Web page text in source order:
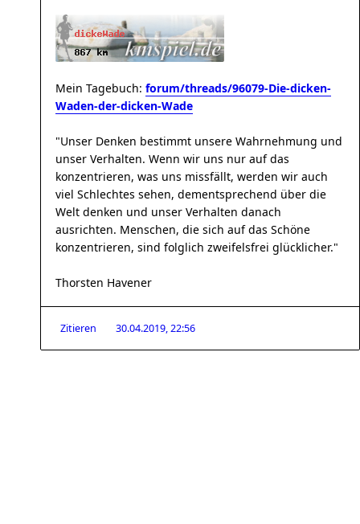
Mein Tagebuch: forum/threads/96079-Die-dicken-
Waden-der-dicken-Wade
"Unser Denken bestimmt unsere Wahrnehmung und
unser Verhalten. Wenn wir uns nur auf das
konzentrieren, was uns missfällt, werden wir auch
viel Schlechtes sehen, dementsprechend über die
Welt denken und unser Verhalten danach
ausrichten. Menschen, die sich auf das Schöne
konzentrieren, sind folglich zweifelsfrei glücklicher."
Thorsten Havener
Zitieren 30.04.2019, 22:56